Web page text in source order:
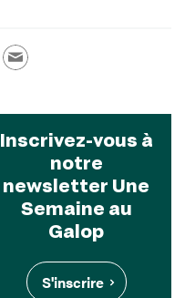
Inscrivez-vous à
notre
newsletter Une
Semaine au
Galop
S'inscrire